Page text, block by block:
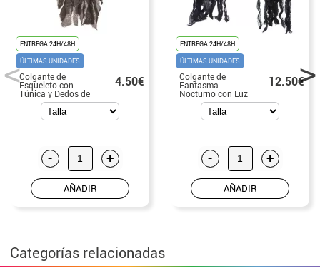
ENTREGA 24H/48H
ÚLTIMAS UNIDADES
Colgante de
Esqueleto con
Túnica y Dedos de
50 cm
4.50€
- +
AÑADIR
ENTREGA 24H/48H
ÚLTIMAS UNIDADES
Colgante de
Fantasma
Nocturno con Luz
de 100 cm
Modelos surtidos
12.50€
- +
AÑADIR
Categorías relacionadas